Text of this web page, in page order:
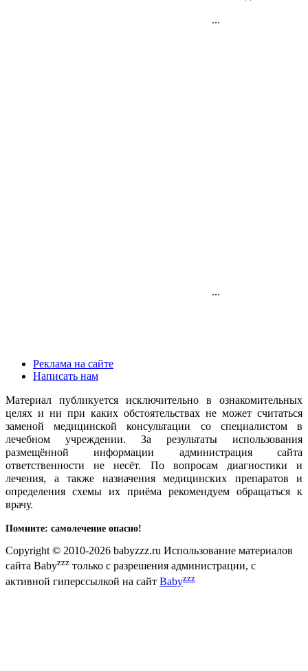
...
...
Реклама на сайте
Написать нам
Материал публикуется исключительно в ознакомительных
целях и ни при каких обстоятельствах не может считаться
заменой медицинской консультации со специалистом в
лечебном учреждении. За результаты использования
размещённой информации администрация сайта
ответственности не несёт. По вопросам диагностики и
лечения, а также назначения медицинских препаратов и
определения схемы их приёма рекомендуем обращаться к
врачу.
Помните: самолечение опасно!
Copyright © 2010-2026 babyzzz.ru Использование материалов
сайта Babyzzz только с разрешения администрации, с
активной гиперссылкой на сайт Babyzzz